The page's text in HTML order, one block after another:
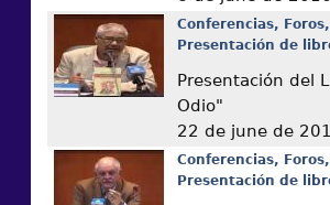
Conferencias,
Presentación de
Presentación del
Odio"
22 de june de
Conferencias,
Presentación de